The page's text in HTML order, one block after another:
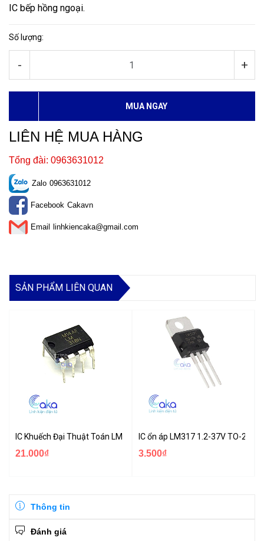
IC bếp hồng ngoại.
Số lượng:
- +
MUA NGAY
LIÊN HỆ MUA HÀNG
Tổng đài: 0963631012
Zalo 0963631012
Facebook Cakavn
Email linhkiencaka@gmail.com
SẢN PHẨM LIÊN QUAN
IC Khuếch Đại Thuật Toán LM318
21.000₫
IC ổn áp LM317 1.2-37V TO-220
3.500₫
Thông tin
Đánh giá